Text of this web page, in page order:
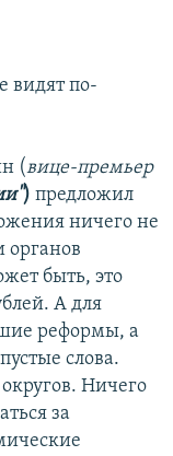
видят по-
(вице-премьер
) предложил
ничего не
органов
быть, это
А для
реформы, а
слова.
Ничего
за